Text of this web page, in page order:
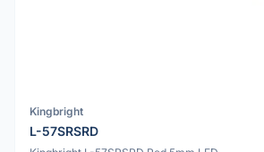
Kingbright
L-57SRSRD